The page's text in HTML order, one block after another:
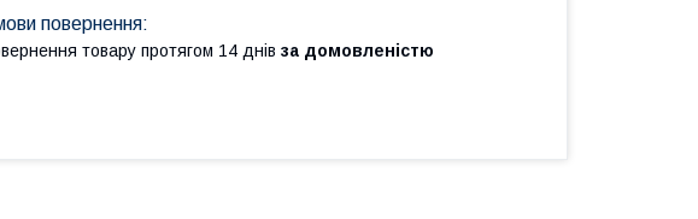
товару протягом 14 днів за домовленістю